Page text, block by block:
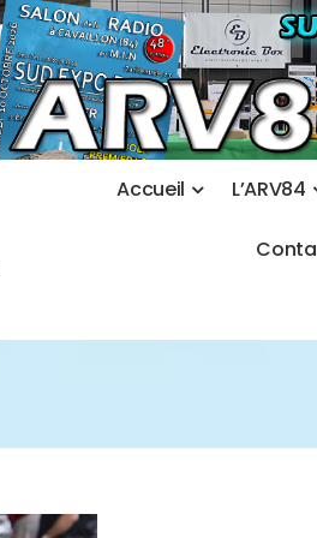
Accueil L’ARV84
Conta